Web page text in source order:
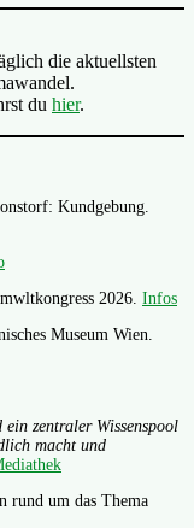
die aktuellsten
du hier.
Kundgebung.
2026. Infos
Museum Wien.
zentraler Wissenspool
macht und
rund um das Thema